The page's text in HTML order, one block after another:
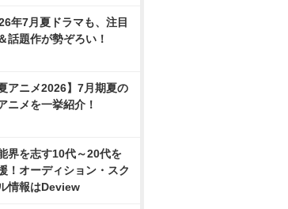
年7月夏ドラマも、注目
話題作が勢ぞろい！
夏アニメ2026】7月期夏の
ニメを一挙紹介！
界を志す10代～20代を
！オーディション・スク
情報はDeview